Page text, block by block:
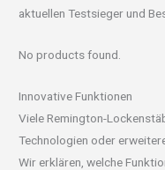
aktuellen Testsieger und
No products found.
Innovative Funktionen
Viele Remington-
Technologien oder
Wir erklären, welche